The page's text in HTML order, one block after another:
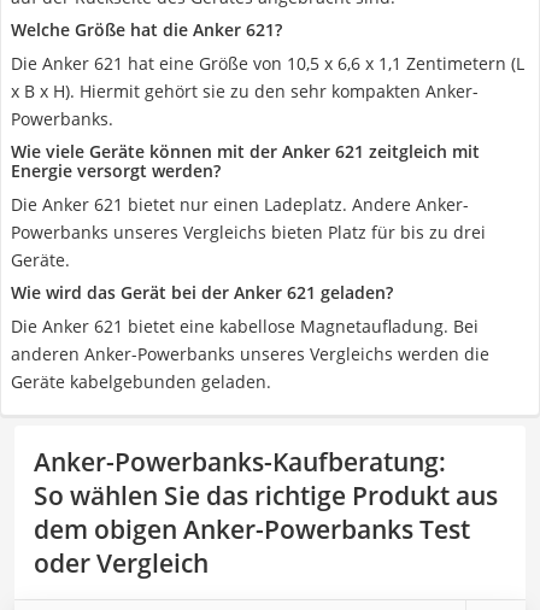
Welche Größe hat die Anker 621?
Die Anker 621 hat eine Größe von 10,5 x 6,6 x 1,1 Zentimetern (L
x B x H). Hiermit gehört sie zu den sehr kompakten Anker-
Powerbanks.
Wie viele Geräte können mit der Anker 621 zeitgleich mit
Energie versorgt werden?
Die Anker 621 bietet nur einen Ladeplatz. Andere Anker-
Powerbanks unseres Vergleichs bieten Platz für bis zu drei
Geräte.
Wie wird das Gerät bei der Anker 621 geladen?
Die Anker 621 bietet eine kabellose Magnetaufladung. Bei
anderen Anker-Powerbanks unseres Vergleichs werden die
Geräte kabelgebunden geladen.
Anker-Powerbanks-Kaufberatung:
So wählen Sie das richtige Produkt aus
dem obigen Anker-Powerbanks Test
oder Vergleich